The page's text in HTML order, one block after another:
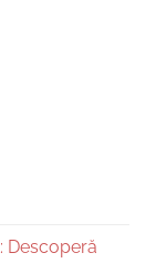
Descoperă